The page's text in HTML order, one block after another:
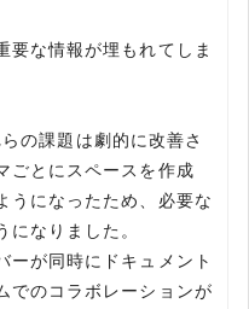
要な情報が埋もれてしま
の課題は劇的に改善さ
ごとにスペースを作成
うになったため、必要な
なりました。
ーが同時にドキュメント
でのコラボレーションが